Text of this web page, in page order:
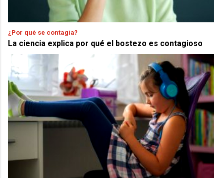
¿Por qué se contagia?
La ciencia explica por qué el bostezo es contagioso